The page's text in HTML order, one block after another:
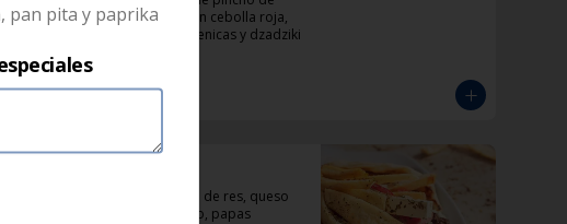
pollo y tocineta con cebolla roja,
tomate, papas helenicas y dzadziki
$33.000
Sandwich de carne de res, queso
feta, pimentón rojo, papas
pan pita y paprika